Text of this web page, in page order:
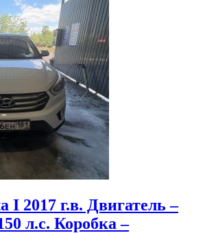
I 2017 г.в. Двигатель –
л.с. Коробка –